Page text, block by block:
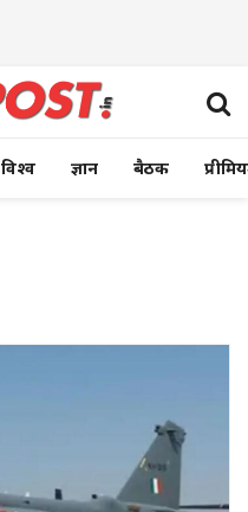
विश्व ज्ञान बैठक